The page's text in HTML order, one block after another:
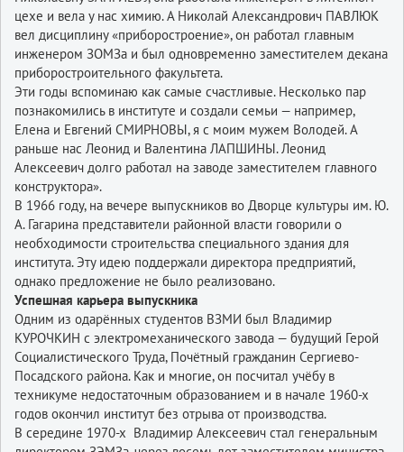
цехе и вела у нас химию. А Николай Александрович ПАВЛЮК
вел дисциплину «приборостроение», он работал главным
инженером ЗОМЗа и был одновременно заместителем декана
приборостроительного факультета.
Эти годы вспоминаю как самые счастливые. Несколько пар
познакомились в институте и создали семьи — например,
Елена и Евгений СМИРНОВЫ, я с моим мужем Володей. А
раньше нас Леонид и Валентина ЛАПШИНЫ. Леонид
Алексеевич долго работал на заводе заместителем главного
конструктора».
В 1966 году, на вечере выпускников во Дворце культуры им. Ю.
А. Гагарина представители районной власти говорили о
необходимости строительства специального здания для
института. Эту идею поддержали директора предприятий,
однако предложение не было реализовано.
Успешная карьера выпускника
Одним из одарённых студентов ВЗМИ был Владимир
КУРОЧКИН с электромеханического завода — будущий Герой
Социалистического Труда, Почётный гражданин Сергиево-
Посадского района. Как и многие, он посчитал учёбу в
техникуме недостаточным образованием и в начале 1960-х
годов окончил институт без отрыва от производства.
В середине 1970-х Владимир Алексеевич стал генеральным